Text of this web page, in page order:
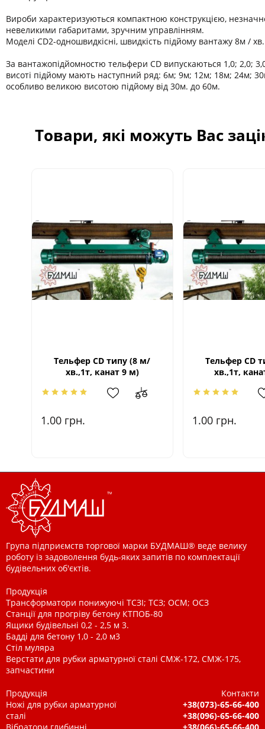
Вироби характеризуються компактною конструкцією,
невеликими габаритами, зручним управлінням.
Моделі CD2-одношвидкісні, швидкість підйому вантажу 8м / хв.
За вантажопідйомностю тельфери CD випускаються 1,0; 2,0;
висоті підйому мають наступний ряд: 6м; 9м; 12м; 18м; 24м;
особливо великою висотою підйому від 30м. до 60м.
Товари, які можуть Вас
Тельфер CD типу (8 м/
хв.,1т, канат 9 м)
1.00 грн.
Тельфер CD
хв.,1т,
1.00 грн.
Група підприємств торгової марки БУДМАШ® веде велику
роботу із задоволення будь-яких запитів по комплектації
будівельних об'єктів.
Продукція
Трансформатори понижуючі ТСЗІ; ТСЗ; ОСМ; ОСЗ
Станції для прогріву бетону КТПОБ-80
Ящики будівельні 0,2 - 2,5 м 3.
Бадді для бетону 1,0 - 2,0 м3
Стіл муляра
Верстати для рубки арматурної сталі СМЖ-172, СМЖ-175,
запчастини
Продукція
Ножі для рубки арматурної
сталі
Контакти
+38(073)-65-66-400
+38(096)-65-66-400